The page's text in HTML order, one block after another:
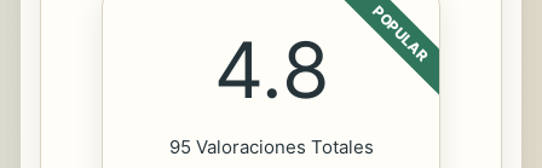
POPULAR
4.8
95 Valoraciones Totales